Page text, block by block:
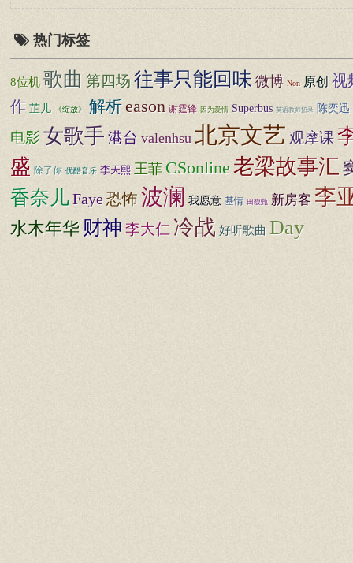
热门标签
8位机 歌曲 第四场往事只能回味 微博 Non 原创 视
作 芷儿 《绽放》 解析eason 谢霆锋 因为爱情 Superbus 英语教师招录 陈奕迅
电影女歌手港台 valenhsu 北京文艺 观摩课
盛 除了你 优酷音乐 李天熙 王菲 CSonline老梁故事汇
香奈儿Faye恐怖 波澜 我愿意 基情 田馥甄 新房客 李
水木年华 财神李大仁 冷战 好听歌曲 Day